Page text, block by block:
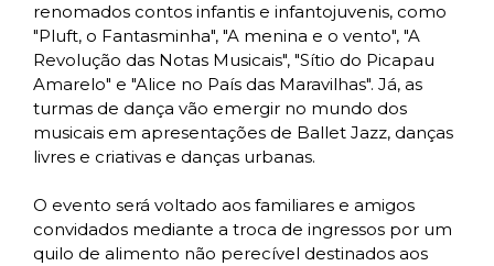
renomados contos infantis e infantojuvenis, como
"Pluft, o Fantasminha", "A menina e o vento", "A
Revolução das Notas Musicais", "Sítio do Picapau
Amarelo" e "Alice no País das Maravilhas". Já, as
turmas de dança vão emergir no mundo dos
musicais em apresentações de Ballet Jazz, danças
livres e criativas e danças urbanas.
O evento será voltado aos familiares e amigos
convidados mediante a troca de ingressos por um
quilo de alimento não perecível destinados aos